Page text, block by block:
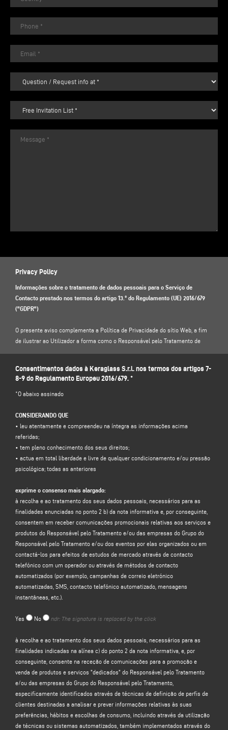
Privacy Policy
Informações sobre o tratamento de dados pessoais para o Serviço de
Contacto prestado nos termos do artigo 13.º do Regulamento (UE) 2016/679
("GDPR")
O presente aviso complementa a Política de Privacidade do sítio Web, a fim
de ilustrar ao Utilizador a forma como o Responsável pelo Tratamento de
em .
https://www.keraglass.com/pt/pagina/privacy-and-policy
1. RESPONSÁVEL PELO TRATAMENTO DE DADOS E RESPONSÁVEL PELA
PROTEÇÃO DE DADOS
Responsável pelo tratamento dos dados: Keraglass S.r.l., na pessoa do seu
representante legal pro tempore, com sede social em Via Sassogattone, 13/A
42031 Baiso (RE) - Itália, e-mailinfo@keraglass.com, C.F. / p. IVA 02611750353.
Responsável pela proteção de dados (RPD): Dr. Donato Eugenio Caccavella,
2. DADOS PESSOAIS TRATADOS, FINALIDADE DO TRATAMENTO E BASE
JURÍDICA
O Responsável pelo Tratamento tratará os seus dados pessoais de
identificação e de contacto (tais como: nome, apelido, nome da empresa,
endereço, cidade, código postal, província, estado, endereço de correio
eletrónico, número de telefone) diretamente fornecidos por si ao preencher o
formulário de recolha de dados na secção "CONTACTOS"no sítio Web do
Responsável pelo Tratamento (www. keraglass.com, o "Sítio").
O Responsável pelo Tratamento pretende tratar os seus dados pessoais para
deste formulário, por exemplo, para obter informações sobre produtos ou
serviços oferecidos (incluindo o envio de convites gratuitos e material
informativo da empresa) e para obter um orçamento, etc.; a base jurídica para
esta finalidade é o interesse legítimo do Responsável pelo Tratamento, na
aceção do artigo 6.º, n.º 1, alínea f), do GDPR, a ser identificado na expetativa
razoável de que espera que os seus dados pessoais sejam tratados pelo
Responsável pelo Tratamento para responder ao seu pedido de contacto;
b)paralhe enviar comunicações promocionais relativas aos serviços e
Consentimentos dados à Keraglass S.r.l. nos termos dos artigos 7-
8-9 do Regulamento Europeu 2016/679. *
*O abaixo assinado
CONSIDERANDO QUE
• leu atentamente e compreendeu na íntegra as informações acima
referidas;
• tem pleno conhecimento dos seus direitos;
• actua em total liberdade e livre de qualquer condicionamento e/ou pressão
psicológica; todas as anteriores
exprime o consenso mais alargado:
à recolha e ao tratamento dos seus dados pessoais, necessários para as
finalidades enunciadas no ponto 2 b) da nota informativa e, por conseguinte,
consentem em receber comunicações promocionais relativas aos serviços e
produtos do Responsável pelo Tratamento e/ou das empresas do Grupo do
Responsável pelo Tratamento e/ou dos eventos por elas organizados ou em
contactá-los para efeitos de estudos de mercado através de contacto
telefónico com um operador ou através de métodos de contacto
automatizados (por exemplo, campanhas de correio eletrónico
automatizadas, SMS, contacto telefónico automatizado, mensagens
instantâneas, etc.).
Yes No ndr: The signature is replaced by the click
à recolha e ao tratamento dos seus dados pessoais, necessários para as
finalidades indicadas na alínea c) do ponto 2 da nota informativa, e, por
conseguinte, consente na receção de comunicações para a promoção e
venda de produtos e serviços "dedicados" do Responsável pelo Tratamento
e/ou das empresas do Grupo do Responsável pelo Tratamento,
especificamente identificados através de técnicas de definição de perfis de
clientes destinadas a analisar e prever informações relativas às suas
preferências, hábitos e escolhas de consumo, incluindo através da utilização
de técnicas ou sistemas automatizados, também implementados através do